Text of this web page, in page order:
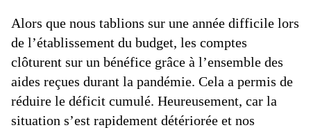
Alors que nous tablions sur une année difficile lors
de l’établissement du budget, les comptes
clôturent sur un bénéfice grâce à l’ensemble des
aides reçues durant la pandémie. Cela a permis de
réduire le déficit cumulé. Heureusement, car la
situation s’est rapidement détériorée et nos